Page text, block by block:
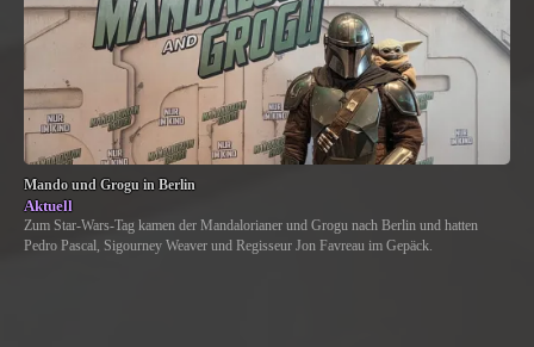
Mando und Grogu in Berlin
Aktuell
Zum Star-Wars-Tag kamen der Mandalorianer und Grogu nach Berlin und hatten
Pedro Pascal, Sigourney Weaver und Regisseur Jon Favreau im Gepäck.